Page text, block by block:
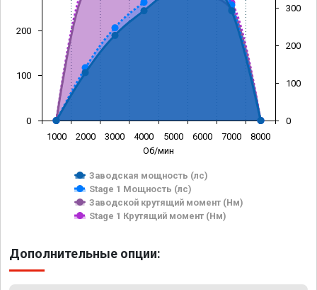
Об/мин
Заводская мощность (лс)
Stage 1 Мощность (лс)
Заводской крутящий момент (Нм)
Stage 1 Крутящий момент (Нм)
1000 2000 3000 4000 5000 6000 7000 8000
0
100
200
0
100
200
300
Дополнительные опции: